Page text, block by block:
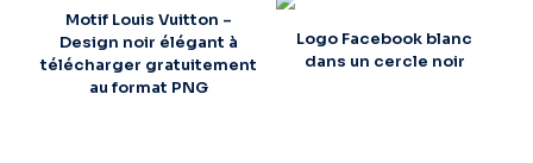
Motif Louis Vuitton –
Design noir élégant à
télécharger gratuitement
au format PNG
Logo Facebook blanc
dans un cercle noir